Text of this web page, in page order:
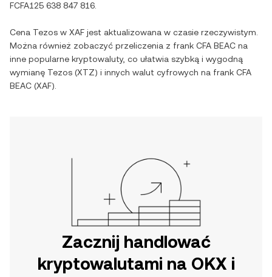
FCFA125 638 847 816
Cena Tezos w XAF jest aktualizowana w czasie rzeczywistym.
Można również zobaczyć przeliczenia z frank CFA BEAC na
inne popularne kryptowaluty, co ułatwia szybką i wygodną
wymianę Tezos (XTZ) i innych walut cyfrowych na frank CFA
BEAC (XAF).
Zacznij handlować
kryptowalutami na OKX i